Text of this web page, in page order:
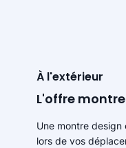
À l'extérieur
L'offre
Une montre
lors de vos